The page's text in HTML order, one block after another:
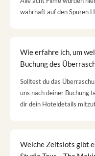
wahrhaft auf den Spuren
Wie erfahre ich, um
Buchung des
Solltest du das
uns nach deiner Buchung
dir dein Hoteldetails
Welche Zeitslots gibt